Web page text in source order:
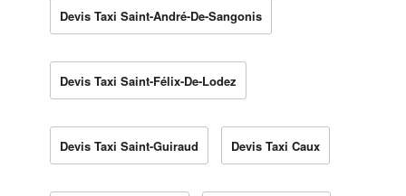
Devis Taxi Saint-André-De-Sangonis
Devis Taxi Saint-Félix-De-Lodez
Devis Taxi Saint-Guiraud Devis Taxi Caux